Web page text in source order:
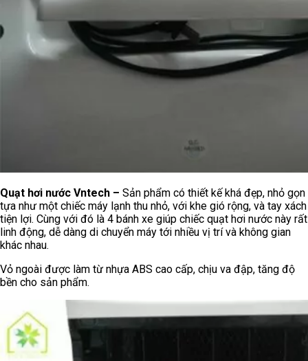
Quạt hơi nước Vntech – Sản phẩm có thiết kế khá đẹp, nhỏ gọn
tựa như một chiếc máy lạnh thu nhỏ, với khe gió rộng, và tay xách
tiện lợi. Cùng với đó là 4 bánh xe giúp chiếc quạt hơi nước này rất
linh động, dễ dàng di chuyển máy tới nhiều vị trí và không gian
khác nhau.
Vỏ ngoài được làm từ nhựa ABS cao cấp, chịu va đập, tăng độ
bền cho sản phẩm.